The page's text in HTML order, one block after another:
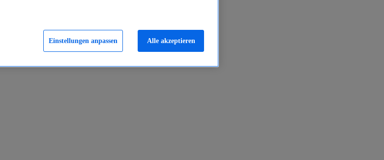
2025
Einstellungen anpassen Alle akzeptieren